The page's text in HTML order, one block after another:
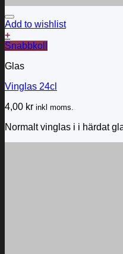
Add to wishlist
+
Snabbkoll
Glas
Vinglas 24cl
4,00 kr inkl moms.
Normalt vinglas i i härdat